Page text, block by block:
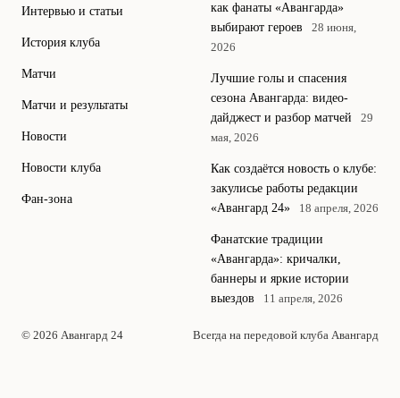
Интервью и статьи
История клуба
Матчи
Матчи и результаты
Новости
Новости клуба
Фан-зона
как фанаты «Авангарда»
выбирают героев
28 июня,
2026
Лучшие голы и спасения
сезона Авангарда: видео-
дайджест и разбор матчей
29
мая, 2026
Как создаётся новость о клубе:
закулисье работы редакции
«Авангард 24»
18 апреля, 2026
Фанатские традиции
«Авангарда»: кричалки,
баннеры и яркие истории
выездов
11 апреля, 2026
© 2026 Авангард 24 Всегда на передовой клуба Авангард